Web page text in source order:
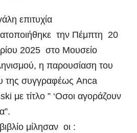
επιτυχία
την Πέμπτη 20
2025 στο Μουσείο
η παρουσίαση του
της συγγραφέως Anca
με τίτλο ” ‘Οσοι αγοράζουν
μίλησαν οι :